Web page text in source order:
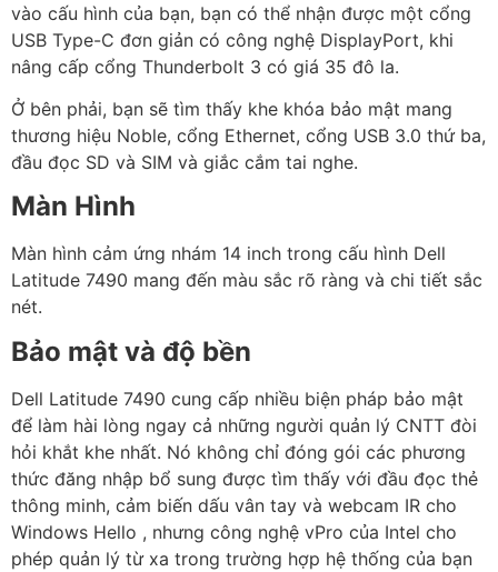
vào cấu hình của bạn, bạn có thể nhận được một cổng
USB Type-C đơn giản có công nghệ DisplayPort, khi
nâng cấp cổng Thunderbolt 3 có giá 35 đô la.
Ở bên phải, bạn sẽ tìm thấy khe khóa bảo mật mang
thương hiệu Noble, cổng Ethernet, cổng USB 3.0 thứ ba,
đầu đọc SD và SIM và giắc cắm tai nghe.
Màn Hình
Màn hình cảm ứng nhám 14 inch trong cấu hình Dell
Latitude 7490 mang đến màu sắc rõ ràng và chi tiết sắc
nét.
Bảo mật và độ bền
Dell Latitude 7490 cung cấp nhiều biện pháp bảo mật
để làm hài lòng ngay cả những người quản lý CNTT đòi
hỏi khắt khe nhất. Nó không chỉ đóng gói các phương
thức đăng nhập bổ sung được tìm thấy với đầu đọc thẻ
thông minh, cảm biến dấu vân tay và webcam IR cho
Windows Hello , nhưng công nghệ vPro của Intel cho
phép quản lý từ xa trong trường hợp hệ thống của bạn